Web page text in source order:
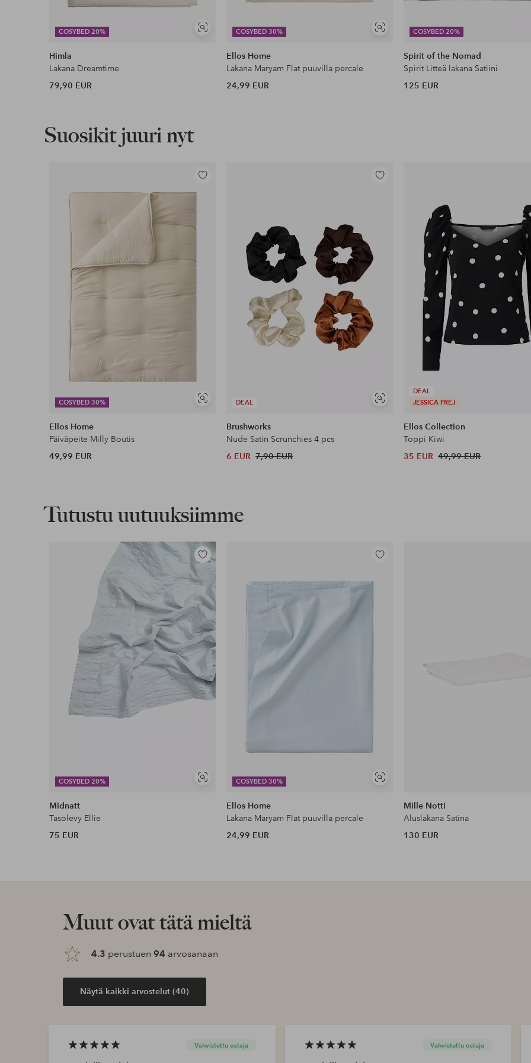
Edullisimmat maksutapamme
Lue lisää
COSYBED 20%
Näytä
Himla
Lakana Dreamtime
79,90 EUR
COSYBED 30%
Näytä
Ellos Home
Lakana Maryam Flat puuvilla percale
24,99 EUR
COSYBED 20%
Spirit of the Nomad
Spirit Litteä lakana Satiini
125 EUR
Suosikit juuri nyt
COSYBED 30%
Näytä
Lisää
suosikkeihin
Ellos Home
Päiväpeite Milly Boutis
49,99 EUR
DEAL
Näytä
Lisää
Brushworks
Nude Satin Scrunchies 4 pcs
6 EUR 7,90 EUR
DEAL
JESSICA FREJ
Ellos Collection
Toppi Kiwi
35 EUR 49,99 EUR
Tutustu uutuuksiimme
COSYBED 20%
Näytä
Lisää
suosikkeihin
Midnatt
Tasolevy Ellie
75 EUR
COSYBED 30%
Näytä
Lisää
Ellos Home
Lakana Maryam Flat puuvilla percale
24,99 EUR
Mille Notti
Aluslakana Satina
130 EUR
Muut ovat tätä mieltä
4.3 perustuen 94 arvosanaan
Näytä kaikki arvostelut (40)
Vahvistettu ostaja Vahvistettu ostaja